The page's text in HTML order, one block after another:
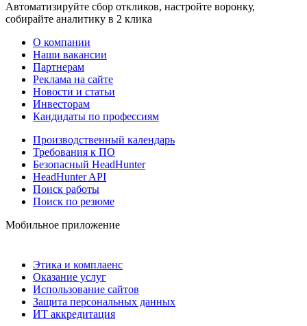
Автоматизируйте сбор откликов, настройте воронку,
собирайте аналитику в 2 клика
О компании
Наши вакансии
Партнерам
Реклама на сайте
Новости и статьи
Инвесторам
Кандидаты по профессиям
Производственный календарь
Требования к ПО
Безопасный HeadHunter
HeadHunter API
Поиск работы
Поиск по резюме
Мобильное приложение
Этика и комплаенс
Оказание услуг
Использование сайтов
Защита персональных данных
ИТ аккредитация